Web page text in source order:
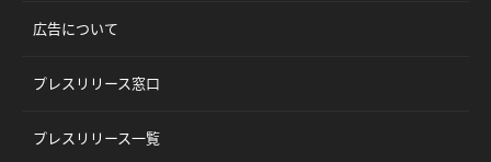
広告について
プレスリリース窓口
プレスリリース一覧